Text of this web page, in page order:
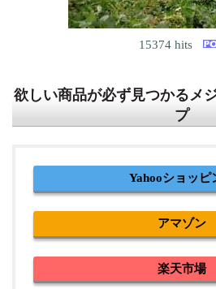
15374 hits
欲しい商品が必ず見つかるメ
プ
Yahooショッピ
アマゾン
楽天市場